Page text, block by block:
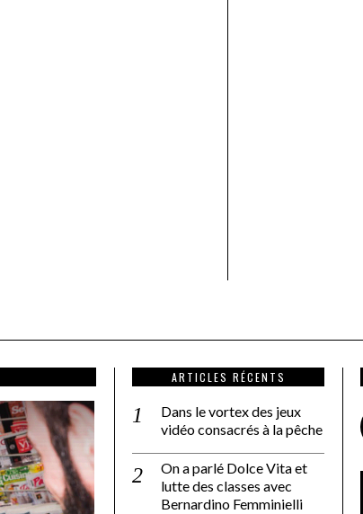
ARTICLES RÉCENTS
Dans le vortex des jeux
vidéo consacrés à la pêche
On a parlé Dolce Vita et
lutte des classes avec
Bernardino Femminielli